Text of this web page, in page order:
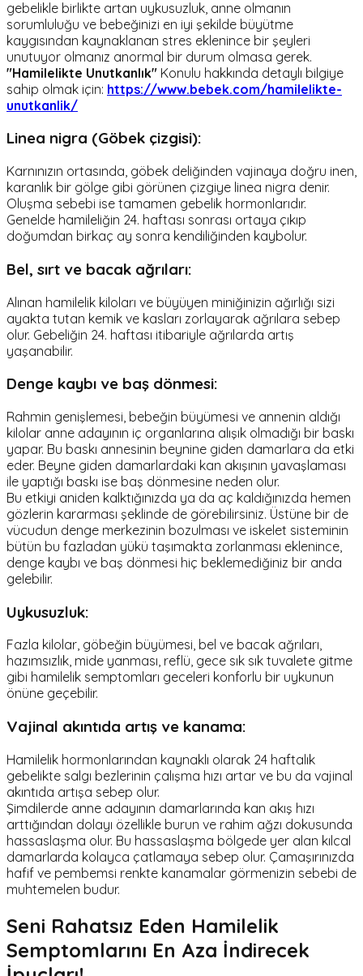
gebelikle birlikte artan uykusuzluk, anne olmanın
sorumluluğu ve bebeğinizi en iyi şekilde büyütme
kaygısından kaynaklanan stres eklenince bir şeyleri
unutuyor olmanız anormal bir durum olmasa gerek.
"Hamilelikte Unutkanlık" Konulu hakkında detaylı bilgiye
sahip olmak için: https://www.bebek.com/hamilelikte-
unutkanlik/
Linea nigra (Göbek çizgisi):
Karnınızın ortasında, göbek deliğinden vajinaya doğru inen,
karanlık bir gölge gibi görünen çizgiye linea nigra denir.
Oluşma sebebi ise tamamen gebelik hormonlarıdır.
Genelde hamileliğin 24. haftası sonrası ortaya çıkıp
doğumdan birkaç ay sonra kendiliğinden kaybolur.
Bel, sırt ve bacak ağrıları:
Alınan hamilelik kiloları ve büyüyen miniğinizin ağırlığı sizi
ayakta tutan kemik ve kasları zorlayarak ağrılara sebep
olur. Gebeliğin 24. haftası itibariyle ağrılarda artış
yaşanabilir.
Denge kaybı ve baş dönmesi:
Rahmin genişlemesi, bebeğin büyümesi ve annenin aldığı
kilolar anne adayının iç organlarına alışık olmadığı bir baskı
yapar. Bu baskı annesinin beynine giden damarlara da etki
eder. Beyne giden damarlardaki kan akışının yavaşlaması
ile yaptığı baskı ise baş dönmesine neden olur.
Bu etkiyi aniden kalktığınızda ya da aç kaldığınızda hemen
gözlerin kararması şeklinde de görebilirsiniz. Üstüne bir de
vücudun denge merkezinin bozulması ve iskelet sisteminin
bütün bu fazladan yükü taşımakta zorlanması eklenince,
denge kaybı ve baş dönmesi hiç beklemediğiniz bir anda
gelebilir.
Uykusuzluk:
Fazla kilolar, göbeğin büyümesi, bel ve bacak ağrıları,
hazımsızlık, mide yanması, reflü, gece sık sık tuvalete gitme
gibi hamilelik semptomları geceleri konforlu bir uykunun
önüne geçebilir.
Vajinal akıntıda artış ve kanama:
Hamilelik hormonlarından kaynaklı olarak 24 haftalık
gebelikte salgı bezlerinin çalışma hızı artar ve bu da vajinal
akıntıda artışa sebep olur.
Şimdilerde anne adayının damarlarında kan akış hızı
arttığından dolayı özellikle burun ve rahim ağzı dokusunda
hassaslaşma olur. Bu hassaslaşma bölgede yer alan kılcal
damarlarda kolayca çatlamaya sebep olur. Çamaşırınızda
hafif ve pembemsi renkte kanamalar görmenizin sebebi de
muhtemelen budur.
Seni Rahatsız Eden Hamilelik
Semptomlarını En Aza İndirecek